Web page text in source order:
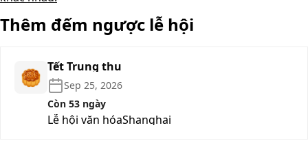
Thêm đếm ngược lễ hội
🥮 Tết Trung thu
Sep 25, 2026
Còn 53 ngày
Lễ hội văn hóaShanghai